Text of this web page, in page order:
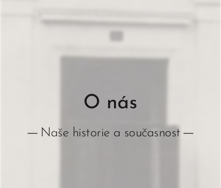
O nás
Naše historie a současnost